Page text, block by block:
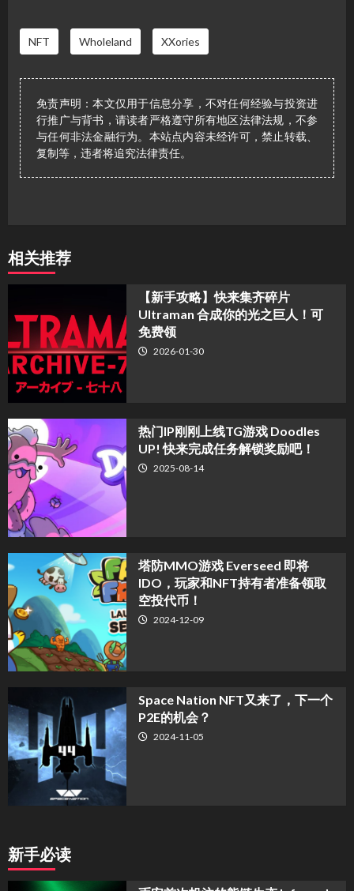
NFT Wholeland XXories
免责声明：本文仅用于信息分享，不对任何经验与投资进
行推广与背书，请读者严格遵守所有地区法律法规，不参
与任何非法金融行为。本站点内容未经许可，禁止转载、
复制等，违者将追究法律责任。
相关推荐
【新手攻略】快来集齐碎片
Ultraman 合成你的光之巨人！可
免费领
2026-01-30
热门IP刚刚上线TG游戏 Doodles
UP! 快来完成任务解锁奖励吧！
2025-08-14
塔防MMO游戏 Everseed 即将
IDO，玩家和NFT持有者准备领取
空投代币！
2024-12-09
Space Nation NFT又来了，下一个
P2E的机会？
2024-11-05
新手必读